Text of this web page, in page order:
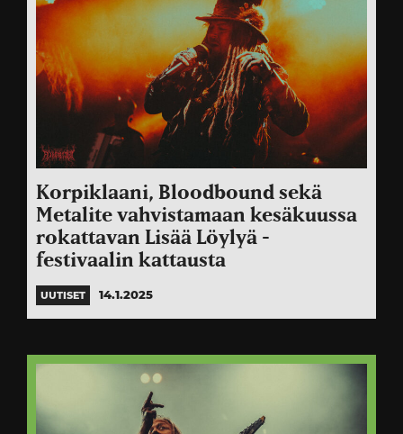
Korpiklaani, Bloodbound sekä
Metalite vahvistamaan kesäkuussa
rokattavan Lisää Löylyä -
festivaalin kattausta
UUTISET 14.1.2025